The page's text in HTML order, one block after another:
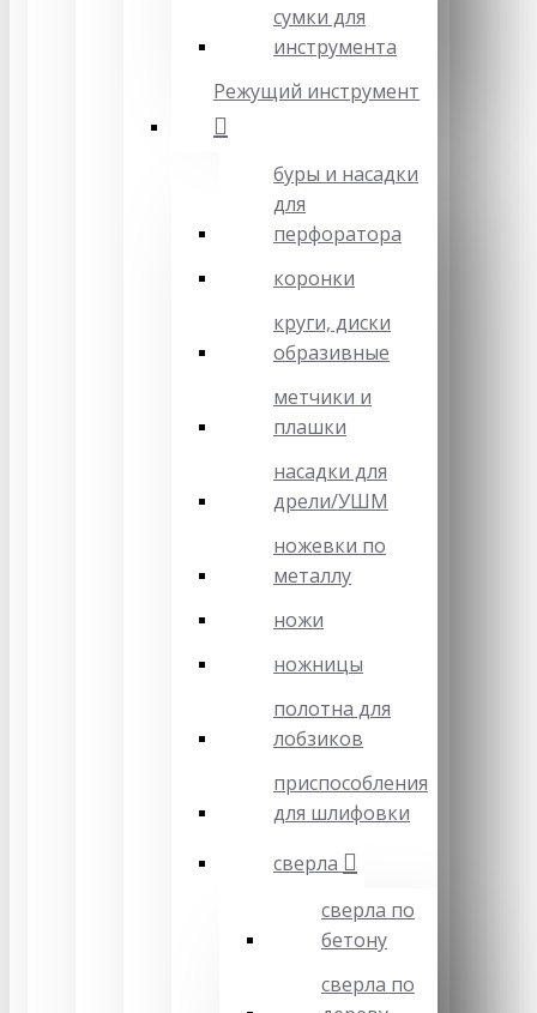
сумки для
инструмента
Режущий инструмент
буры и насадки
для
перфоратора
коронки
круги, диски
образивные
метчики и
плашки
насадки для
дрели/УШМ
ножевки по
металлу
ножи
ножницы
полотна для
лобзиков
приспособления
для шлифовки
сверла
сверла по
бетону
сверла по